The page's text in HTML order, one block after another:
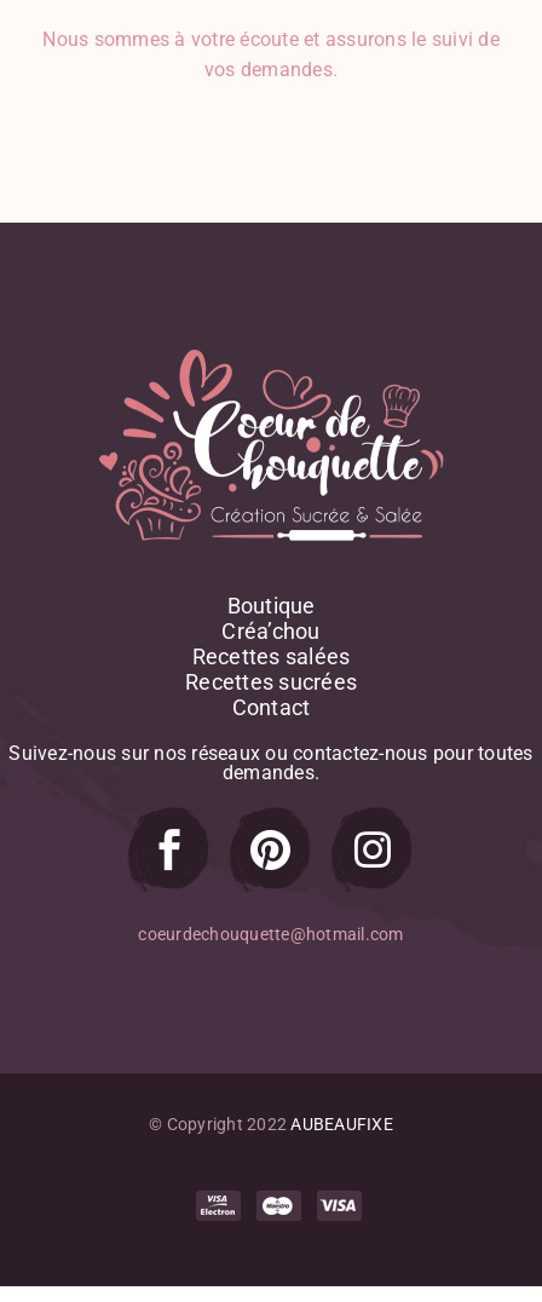
Nous sommes à votre écoute et assurons le suivi de
vos demandes.
Boutique
Créa’chou
Recettes salées
Recettes sucrées
Contact
Suivez-nous sur nos réseaux ou contactez-nous pour toutes
demandes.
coeurdechouquette@hotmail.com
© Copyright 2022 AUBEAUFIXE